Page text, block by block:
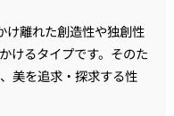
け離れた創造性や独創性
けるタイプです。そのた
美を追求・探求する性